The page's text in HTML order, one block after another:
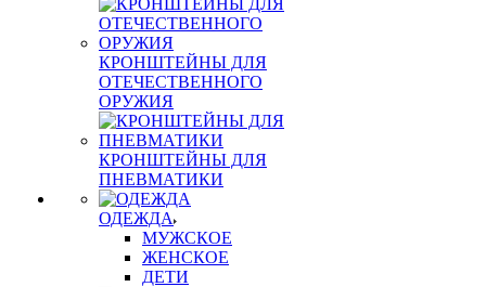
КРОНШТЕЙНЫ ДЛЯ
ОТЕЧЕСТВЕННОГО
ОРУЖИЯ
КРОНШТЕЙНЫ ДЛЯ
ПНЕВМАТИКИ
ОДЕЖДА
МУЖСКОЕ
ЖЕНСКОЕ
ДЕТИ